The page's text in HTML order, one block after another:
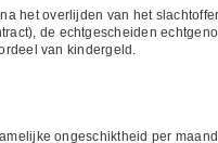
het overlijden van het
de echtgescheiden
van kindergeld.
ongeschiktheid per